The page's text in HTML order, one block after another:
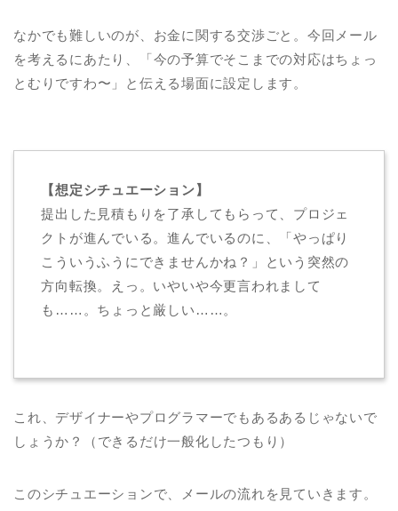
なかでも難しいのが、お金に関する交渉ごと。今回メール
を考えるにあたり、「今の予算でそこまでの対応はちょっ
とむりですわ〜」と伝える場面に設定します。
【想定シチュエーション】
提出した見積もりを了承してもらって、プロジェ
クトが進んでいる。進んでいるのに、「やっぱり
こういうふうにできませんかね？」という突然の
方向転換。えっ。いやいや今更言われまして
も……。ちょっと厳しい……。
これ、デザイナーやプログラマーでもあるあるじゃないで
しょうか？（できるだけ一般化したつもり）
このシチュエーションで、メールの流れを見ていきます。